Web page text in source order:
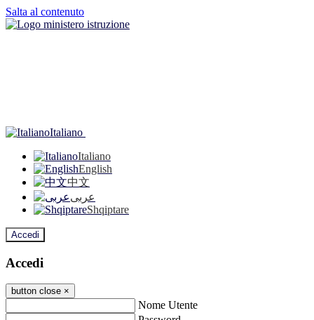
Salta al contenuto
Italiano
Italiano
English
中文
عربى
Shqiptare
Accedi
Accedi
button close ×
Nome Utente